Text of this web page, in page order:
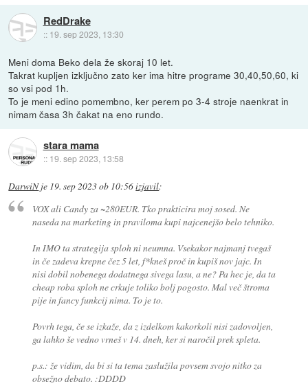
RedDrake
:: 19. sep 2023, 13:30
Meni doma Beko dela že skoraj 10 let.
Takrat kupljen izključno zato ker ima hitre programe 30,40,50,60, ki
so vsi pod 1h.
To je meni edino pomembno, ker perem po 3-4 stroje naenkrat in
nimam časa 3h čakat na eno rundo.
stara mama
:: 19. sep 2023, 13:58
DarwiNje 19. sep 2023 ob 10:56izjavil:
VOX ali Candy za ~280EUR. Tko prakticira moj sosed. Ne
naseda na marketing in praviloma kupi najcenejšo belo tehniko.
In IMO ta strategija sploh ni neumna. Vsekakor najmanj tvegaš
in če zadeva krepne čez 5 let, f*kneš proč in kupiš nov jajc. In
nisi dobil nobenega dodatnega sivega lasu, a ne? Pa hec je, da ta
cheap roba sploh ne crkuje toliko bolj pogosto. Mal več štroma
pije in fancy funkcij nima. To je to.
Povrh tega, če se izkaže, da z izdelkom kakorkoli nisi zadovoljen,
ga lahko še vedno vrneš v 14. dneh, ker si naročil prek spleta.
p.s.: že vidim, da bi si ta tema zaslužila povsem svojo nitko za
obsežno debato. :DDDD